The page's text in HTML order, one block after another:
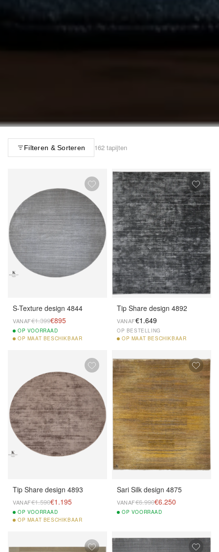
Filteren & Sorteren 162 tapijten
S-Texture design 4844
VANAF€1.399€895
OP VOORRAAD
OP MAAT BESCHIKBAAR
Tip Share design 4892
VANAF€1.649
OP BESTELLING
OP MAAT BESCHIKBAAR
Tip Share design 4893
VANAF€1.590€1.195
OP VOORRAAD
OP MAAT BESCHIKBAAR
Sari Silk design 4875
VANAF€6.990€6.250
OP VOORRAAD